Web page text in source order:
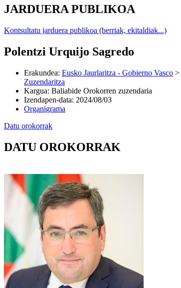
JARDUERA PUBLIKOA
Kontsultatu jarduera publikoa (berriak, ekitaldiak...)
Polentzi Urquijo Sagredo
Erakundea: Eusko Jaurlaritza - Gobierno Vasco >
Zuzendaritza
Kargua: Baliabide Orokorren zuzendaria
Izendapen-data: 2024/08/03
Organigrama
Datu orokorrak
DATU OROKORRAK